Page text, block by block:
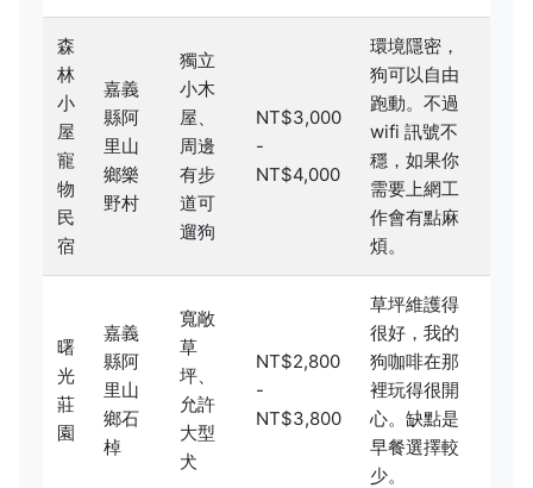
森
林
小
屋
寵
物
民
宿
嘉義
縣阿
里山
鄉樂
野村
獨立
小木
屋、
周邊
有步
道可
遛狗
NT$3,000
-
NT$4,000
環境隱密，
狗可以自由
跑動。不過
wifi 訊號不
穩，如果你
需要上網工
作會有點麻
煩。
曙
光
莊
園
嘉義
縣阿
里山
鄉石
棹
寬敞
草
坪、
允許
大型
犬
NT$2,800
-
NT$3,800
草坪維護得
很好，我的
狗咖啡在那
裡玩得很開
心。缺點是
早餐選擇較
少。